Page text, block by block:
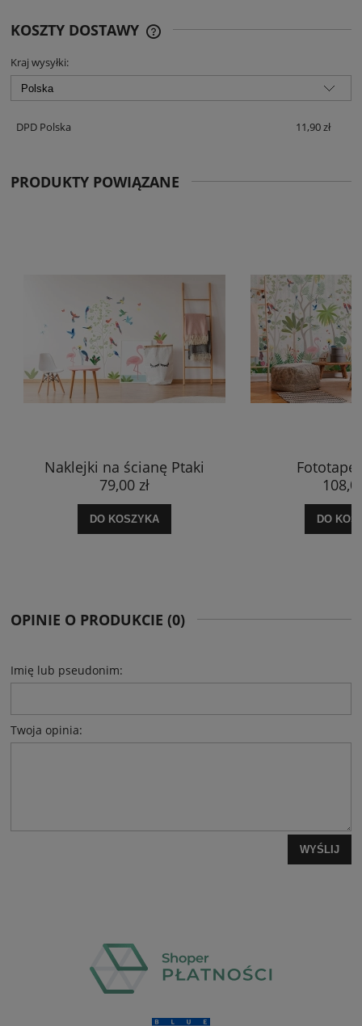
KOSZTY DOSTAWY
Kraj wysyłki:
DPD Polska 11,90 zł
PRODUKTY POWIĄZANE
Naklejki na ścianę Ptaki
79,00 zł
DO KOSZYKA DO
OPINIE O PRODUKCIE (0)
Imię lub pseudonim:
Twoja opinia:
WYŚLIJ